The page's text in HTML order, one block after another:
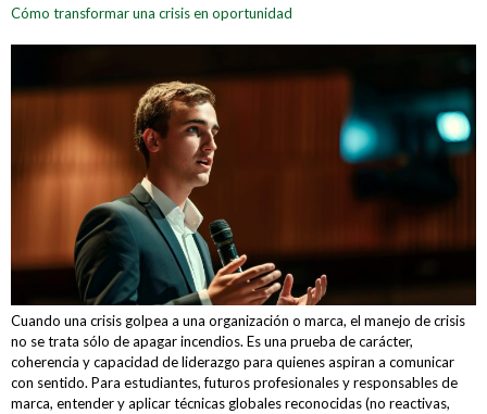
Cómo transformar una crisis en oportunidad
Cuando una crisis golpea a una organización o marca, el manejo de crisis
no se trata sólo de apagar incendios. Es una prueba de carácter,
coherencia y capacidad de liderazgo para quienes aspiran a comunicar
con sentido. Para estudiantes, futuros profesionales y responsables de
marca, entender y aplicar técnicas globales reconocidas (no reactivas,